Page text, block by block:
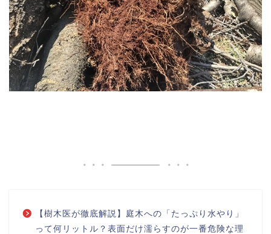
【樹木医が徹底解説】庭木への「たっぷり水やり」
って何リットル？表面だけ濡らすのが一番危険な理